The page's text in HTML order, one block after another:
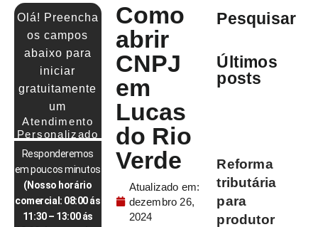
Olá! Preencha
os campos
abaixo para
iniciar
gratuitamente
um
Atendimento
Personalizado
Responderemos
em poucos minutos
(Nosso horário
comercial: 08:00 ás
11:30 – 13:00 ás
Como
abrir
CNPJ
em
Lucas
do Rio
Verde
Atualizado em:
dezembro 26,
2024
Pesquisar
Últimos
posts
Reforma
tributária
para
produtor